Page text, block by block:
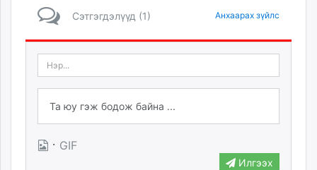
Сэтгэгдэлүүд (1) Анхаарах зүйлс
· GIF
Илгээх